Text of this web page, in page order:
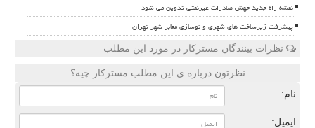
نقشه راه جدید جهش صادرات غیرنفتی تدوین می شود
پیشرفت زیرساخت های شهری و نوسازی معابر شهر تهران
نظرات بینندگان مسترکار در مورد این مطلب
نظرتون درباره ی این مطلب مسترکار چیه؟
نام:
ایمیل: